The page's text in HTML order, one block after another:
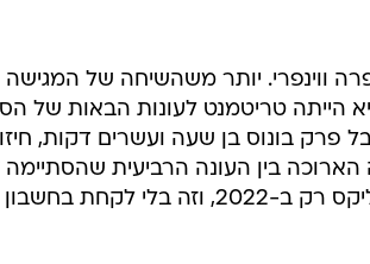
ווינפרי. יותר משהשיחה של המגישה
הייתה טריטמנט לעונות הבאות של
פרק בונוס בן שעה ועשרים דקות,
בין העונה הרביעית שהסתיימה
מספר חודשים ובין העונה הבאה שצפויה לעלות בנטפליקס רק ב-2022, וזה בלי לקחת בחשבון